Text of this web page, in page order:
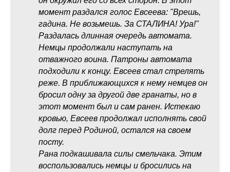
момент раздался голос Евсеева: "Врешь,
гадина. Не возьмешь. За СТАЛИНА! Ура!"
Раздалась длинная очередь автомата.
Немцы продолжали наступать на
отважного воина. Патроны автомата
подходили к концу. Евсеев стал стрелять
реже. В приближающихся к нему немцев он
бросил одну за другой две гранаты, но в
этот момент был и сам ранен. Истекаю
кровью, Евсеев продолжал исполнять свой
долг перед Родиной, остался на своем
посту.
Рана подкашивала силы смельчака. Этим
воспользовались немцы и бросились на